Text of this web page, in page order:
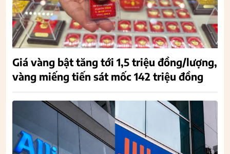
Giá vàng bật tăng tới 1,5 triệu đồng/lượng,
vàng miếng tiến sát mốc 142 triệu đồng